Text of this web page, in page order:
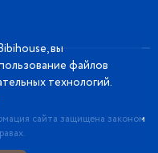
сайта защищена законом
вы
файлов
технологий.